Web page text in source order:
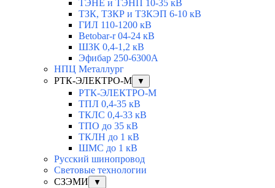
ТЭНЕ и ТЭНП 10-35 кВ
ТЗК, ТЗКР и ТЗКЭП 6-10 кВ
ГИЛ 110-1200 кВ
Betobar-r 04-24 кВ
ШЗК 0,4-1,2 кВ
Эфибар 250-6300А
НПЦ Металлург
РТК-ЭЛЕКТРО-М
▼
РТК-ЭЛЕКТРО-М
ТПЛ 0,4-35 кВ
ТКЛC 0,4-33 кВ
ТПО до 35 кВ
ТКЛН до 1 кВ
ШМС до 1 кВ
Русский шинопровод
Световые технологии
СЗЭМИ
▼